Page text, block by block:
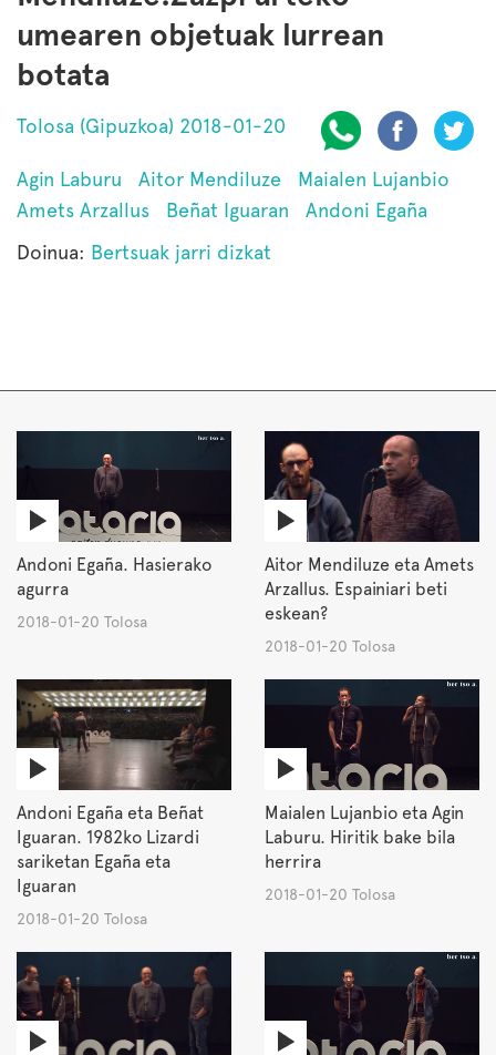
umearen objetuak lurrean
botata
Tolosa (Gipuzkoa) 2018-01-20
Agin Laburu Aitor Mendiluze
Maialen Lujanbio
Amets Arzallus
Beñat Iguaran
Andoni Egaña
Doinua: Bertsuak jarri dizkat
Andoni Egaña. Hasierako
agurra
2018-01-20 Tolosa
Aitor Mendiluze eta Amets
Arzallus. Espainiari beti
eskean?
2018-01-20 Tolosa
Andoni Egaña eta Beñat
Iguaran. 1982ko Lizardi
sariketan Egaña eta
Iguaran
2018-01-20 Tolosa
Maialen Lujanbio eta Agin
Laburu. Hiritik bake bila
herrira
2018-01-20 Tolosa